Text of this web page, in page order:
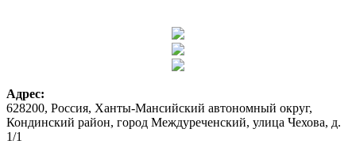
Адрес:
628200, Россия, Ханты-Мансийский автономный округ,
Кондинский район, город Междуреченский, улица Чехова, д.
1/1